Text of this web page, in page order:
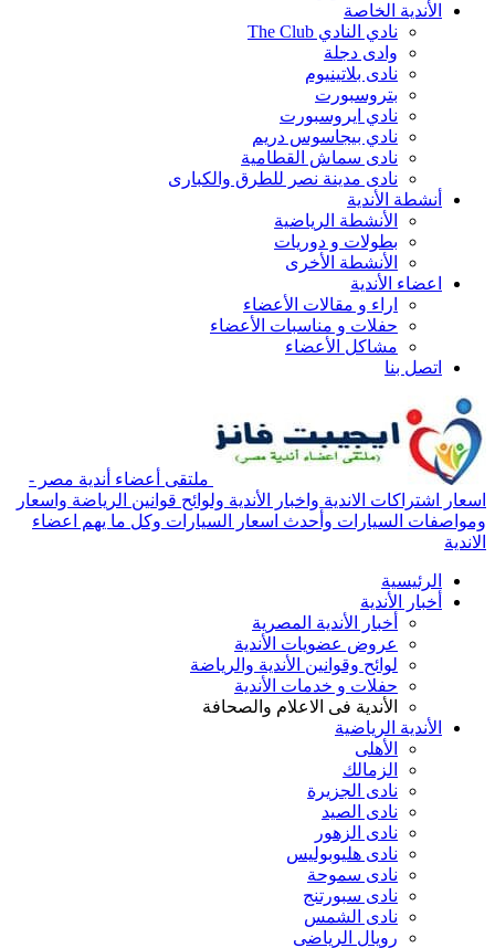
الأندية الخاصة
نادي النادي The Club
وادى دجلة
نادى بلاتينيوم
بتروسبورت
نادي ايروسبورت
نادي بيجاسوس دريم
نادى سماش القطامية
نادى مدينة نصر للطرق والكبارى
أنشطة الأندية
الأنشطة الرياضية
بطولات و دوريات
الأنشطة الأخرى
اعضاء الأندية
اراء و مقالات الأعضاء
حفلات و مناسبات الأعضاء
مشاكل الأعضاء
اتصل بنا
ملتقى أعضاء أندية مصر -
اسعار اشتراكات الاندية واخبار الأندية ولوائح قوانين الرياضة واسعار
ومواصفات السيارات وأحدث اسعار السيارات وكل ما يهم اعضاء
الاندية
الرئيسية
أخبار الأندية
أخبار الأندية المصرية
عروض عضويات الأندية
لوائح وقوانين الأندية والرياضة
حفلات و خدمات الأندية
الأندية فى الاعلام والصحافة
الأندية الرياضية
الأهلى
الزمالك
نادى الجزيرة
نادى الصيد
نادى الزهور
نادى هليوبوليس
نادى سموحة
نادى سبورتنج
نادى الشمس
رويال الرياضى